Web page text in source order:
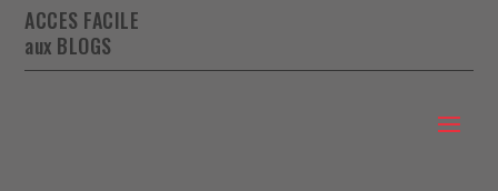
ACCES FACILE
aux BLOGS